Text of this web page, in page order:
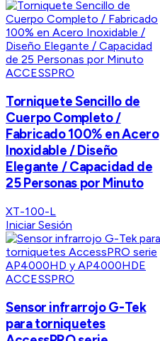
ACCESSPRO
Torniquete Sencillo de
Cuerpo Completo /
Fabricado 100% en Acero
Inoxidable / Diseño
Elegante / Capacidad de
25 Personas por Minuto
XT-100-L
Iniciar Sesión
ACCESSPRO
Sensor infrarrojo G-Tek
para torniquetes